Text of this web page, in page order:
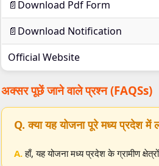
📄Download Pdf Form
📄Download Notification
Official Website
अक्सर पूछें जाने वाले प्रश्न (FAQSs)
Q. क्या यह योजना पूरे मध्य प्रदेश में
A.हाँ, यह योजना मध्य प्रदेश के ग्रामीण